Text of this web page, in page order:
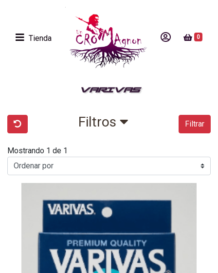
Tienda 0
VARIVAS
Filtros Filtrar
Mostrando 1 de 1